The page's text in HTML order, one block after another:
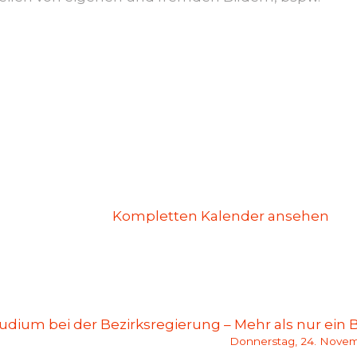
Kompletten Kalender ansehen
bei der Bezirksregierung – Mehr als nur ein
Donnerstag, 24.